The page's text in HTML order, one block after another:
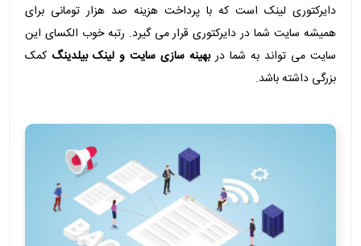
دایرکتوری لینک است که با پرداخت هزینه صد هزار تومانی برای
همیشه سایت شما در دایرکتوری قرار می گیرد. رتبه خوب الکسای این
سایت می تواند به شما دربهینه سازی سایت و لینک بیلدینگ کمک
بزرگی داشته باشد.